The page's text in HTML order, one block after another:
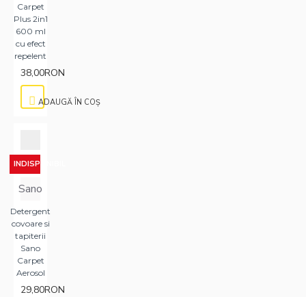
Carpet
Plus 2in1
600 ml
cu efect
repelent
38,00RON
ADAUGĂ ÎN COŞ
INDISPONIBIL
Sano
Detergent
covoare si
tapiterii
Sano
Carpet
Aerosol
29,80RON